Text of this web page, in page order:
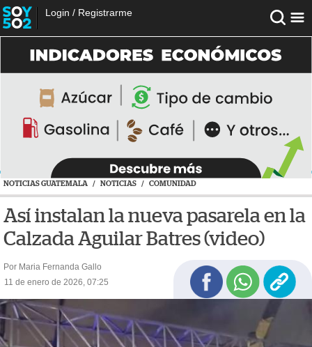
Login / Registrarme
NOTICIAS GUATEMALA / NOTICIAS / COMUNIDAD
Así instalan la nueva pasarela en la
Calzada Aguilar Batres (video)
Por Maria Fernanda Gallo
11 de enero de 2026, 07:25